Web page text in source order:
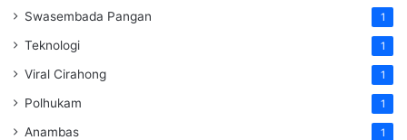
Swasembada Pangan 1
Teknologi 1
Viral Cirahong 1
Polhukam 1
Anambas 1